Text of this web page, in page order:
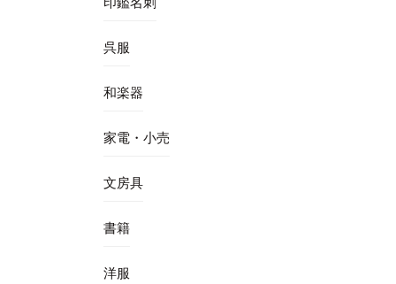
呉服
和楽器
家電・小売
文房具
書籍
洋服